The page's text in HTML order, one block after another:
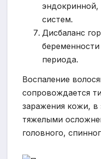
систем.
Дисбаланс
периода.
Воспаление
сопровождается
заражения кожи, в
тяжелыми
головного,